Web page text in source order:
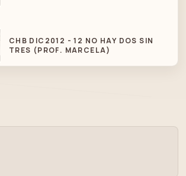
CHB DIC2012 - 12 NO HAY DOS SIN
TRES (PROF. MARCELA)